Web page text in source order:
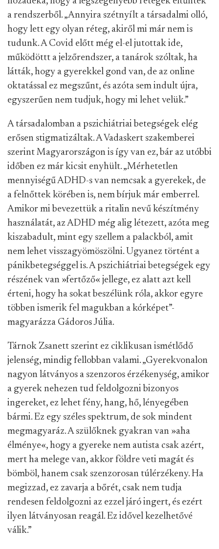
a rendszerből. „Annyira szétnyílt a társadalmi olló,
hogy lett egy olyan réteg, akiről mi már nem is
tudunk. A Covid előtt még el-el jutottak ide,
működöttt a jelzőrendszer, a tanárok szóltak, ha
látták, hogy a gyerekkel gond van, de az online
oktatással ez megszűnt, és azóta sem indult újra,
egyszerűen nem tudjuk, hogy mi lehet velük.”
A társadalomban a pszichiátriai betegségek elég
erősen stigmatizáltak. A Vadaskert szakemberei
szerint Magyarországon is így van ez, bár az utóbbi
időben ez már kicsit enyhült. „Mérhetetlen
mennyiségű ADHD-s van nemcsak a gyerekek, de
a felnőttek körében is, nem bírjuk már emberrel.
Amikor mi bevezettük a ritalin nevű készítmény
használatát, az ADHD még alig létezett, azóta meg
kiszabadult, mint egy szellem a palackból, amit
nem lehet visszagyömöszölni. Ugyanez történt a
pánikbetegséggel is. A pszichiátriai betegségek egy
részének van »fertőző« jellege, ez alatt azt kell
érteni, hogy ha sokat beszélünk róla, akkor egyre
többen ismerik fel magukban a kórképet”-
magyarázza Gádoros Júlia.
Tárnok Zsanett szerint ez ciklikusan ismétlődő
jelenség, mindig fellobban valami. „Gyerekvonalon
nagyon látványos a szenzoros érzékenység, amikor
a gyerek nehezen tud feldolgozni bizonyos
ingereket, ez lehet fény, hang, hő, lényegében
bármi. Ez egy széles spektrum, de sok mindent
megmagyaráz. A szülőknek gyakran van »aha
élménye«, hogy a gyereke nem autista csak azért,
mert ha melege van, akkor földre veti magát és
bömböl, hanem csak szenzorosan túlérzékeny. Ha
megizzad, ez zavarja a bőrét, csak nem tudja
rendesen feldolgozni az ezzel járó ingert, és ezért
ilyen látványosan reagál. Ez idővel kezelhetővé
válik.”